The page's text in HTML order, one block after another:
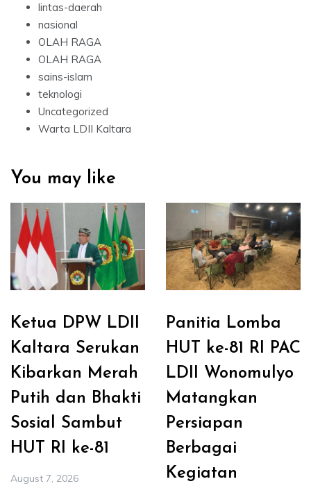
lintas-daerah
nasional
OLAH RAGA
OLAH RAGA
sains-islam
teknologi
Uncategorized
Warta LDII Kaltara
You may like
Ketua DPW LDII
Kaltara Serukan
Kibarkan Merah
Putih dan Bhakti
Sosial Sambut
HUT RI ke-81
August 7, 2026
Panitia Lomba
HUT ke-81 RI PAC
LDII Wonomulyo
Matangkan
Persiapan
Berbagai
Kegiatan